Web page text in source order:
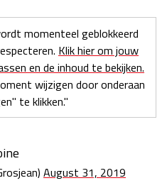
momenteel geblokkeerd
Klik hier om jouw
en de inhoud te bekijken.
wijzigen door onderaan
te klikken."
August 31, 2019